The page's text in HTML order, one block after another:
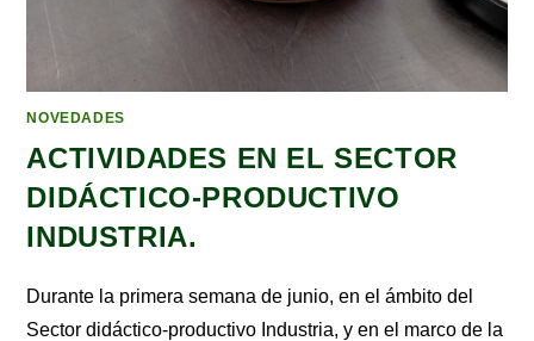
NOVEDADES
ACTIVIDADES EN EL SECTOR
DIDÁCTICO-PRODUCTIVO
INDUSTRIA.
Durante la primera semana de junio, en el ámbito del
Sector didáctico-productivo Industria, y en el marco de la